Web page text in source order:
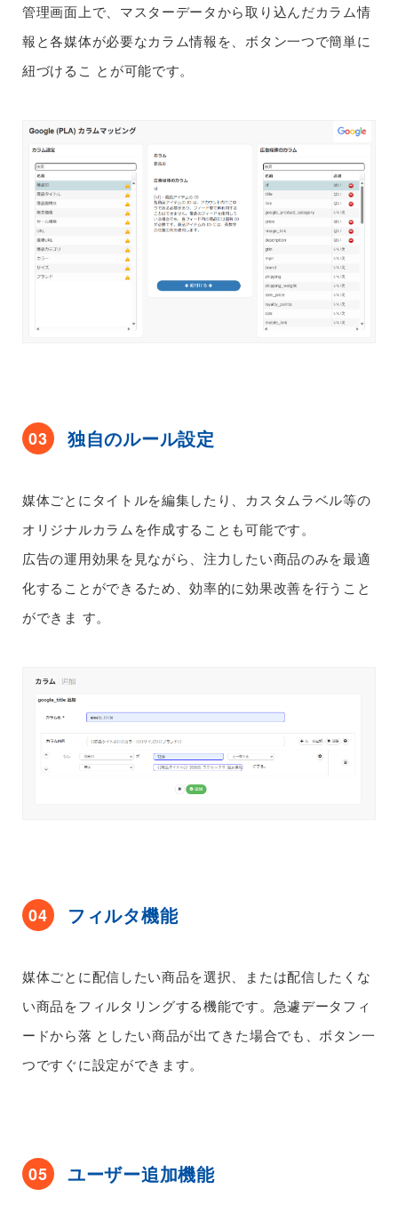
管理画面上で、マスターデータから取り込んだカラム情
報と各媒体が必要なカラム情報を、ボタン一つで簡単に
紐づけるこ とが可能です。
03 独自のルール設定
媒体ごとにタイトルを編集したり、カスタムラベル等の
オリジナルカラムを作成することも可能です。
広告の運用効果を見ながら、注力したい商品のみを最適
化することができるため、効率的に効果改善を行うこと
ができま す。
04 フィルタ機能
媒体ごとに配信したい商品を選択、または配信したくな
い商品をフィルタリングする機能です。急遽データフィ
ードから落 としたい商品が出てきた場合でも、ボタン一
つですぐに設定ができます。
05 ユーザー追加機能